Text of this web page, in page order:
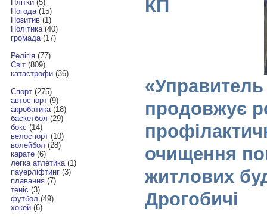
Плітки(5)
Погода(15)
Позитив(1)
Політика(40)
громада(17)
Релігія(77)
Світ(809)
катастрофи(36)
Спорт(275)
автоспорт(9)
акробатика(18)
баскетбол (29)
бокс (14)
велоспорт(10)
волейбол (28)
карате(6)
легка атлетика(1)
пауерліфтинг(3)
плавання(7)
теніс (3)
футбол (49)
хокей(6)
КП
продовжує
очищення
житлових
Дрогобичі